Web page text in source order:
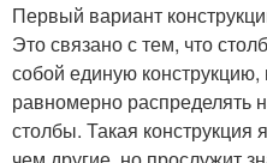
Первый вариант
Это связано с тем, что
собой единую конструкцию,
равномерно распределять
столбы. Такая конструкция